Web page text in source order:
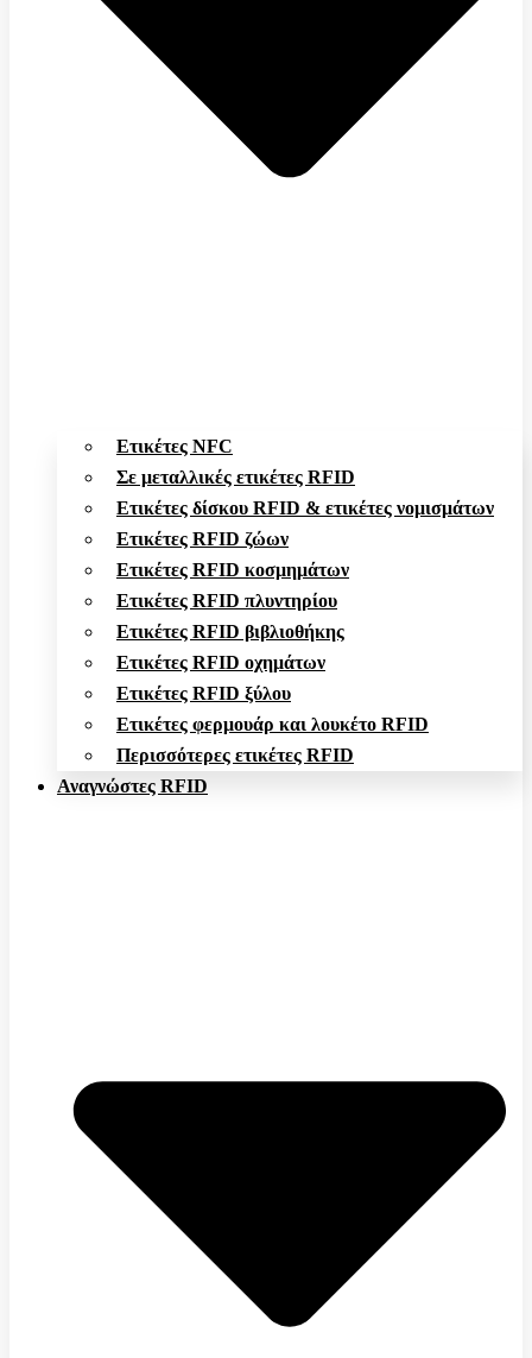
Ετικέτες NFC
Σε μεταλλικές ετικέτες RFID
Ετικέτες δίσκου RFID & ετικέτες νομισμάτων
Ετικέτες RFID ζώων
Ετικέτες RFID κοσμημάτων
Ετικέτες RFID πλυντηρίου
Ετικέτες RFID βιβλιοθήκης
Ετικέτες RFID οχημάτων
Ετικέτες RFID ξύλου
Ετικέτες φερμουάρ και λουκέτο RFID
Περισσότερες ετικέτες RFID
Αναγνώστες RFID